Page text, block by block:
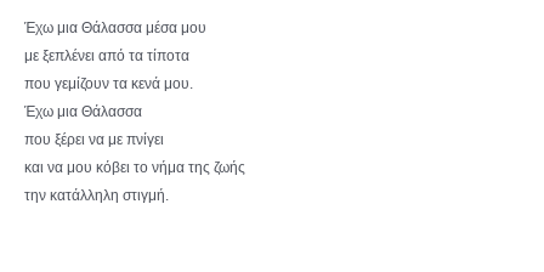
Έχω μια Θάλασσα μέσα μου
με ξεπλένει από τα τίποτα
που γεμίζουν τα κενά μου.
Έχω μια Θάλασσα
που ξέρει να με πνίγει
και να μου κόβει το νήμα της ζωής
την κατάλληλη στιγμή.